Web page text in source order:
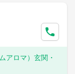
アロマ）玄関・